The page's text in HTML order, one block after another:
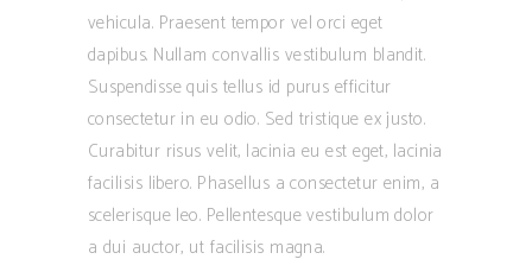
vehicula. Praesent tempor vel orci eget
dapibus. Nullam convallis vestibulum blandit.
Suspendisse quis tellus id purus efficitur
consectetur in eu odio. Sed tristique ex justo.
Curabitur risus velit, lacinia eu est eget, lacinia
facilisis libero. Phasellus a consectetur enim, a
scelerisque leo. Pellentesque vestibulum dolor
a dui auctor, ut facilisis magna.